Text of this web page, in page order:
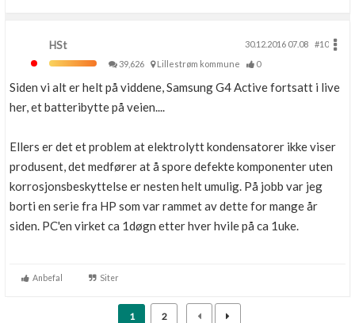
HSt 30.12.2016 07.08
#10
39,626
Lillestrøm kommune 0
Siden vi alt er helt på viddene, Samsung G4 Active fortsatt i live
her, et batteribytte på veien....
Ellers er det et problem at elektrolytt kondensatorer ikke viser
produsent, det medfører at å spore defekte komponenter uten
korrosjonsbeskyttelse er nesten helt umulig. På jobb var jeg
borti en serie fra HP som var rammet av dette for mange år
siden. PC'en virket ca 1døgn etter hver hvile på ca 1uke.
Anbefal Siter
1 2